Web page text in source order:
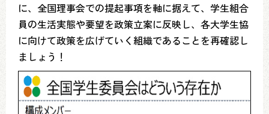
に、全国理事会での提起事項を軸に据えて、学生組合
員の生活実態や要望を政策立案に反映し、各大学生協
に向けて政策を広げていく組織であることを再確認し
ましょう！